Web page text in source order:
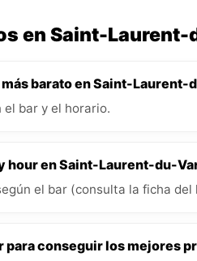
en Saint-Laurent-
barato en Saint-Laurent-
el bar y el horario.
hour en Saint-Laurent-du-
el bar (consulta la ficha
para conseguir los mejores